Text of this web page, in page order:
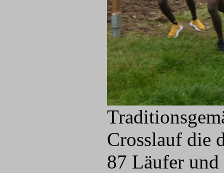
Crosslauf die
87 Läufer